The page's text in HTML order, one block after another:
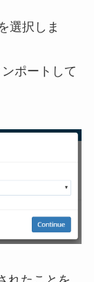
選択しま
ポートして